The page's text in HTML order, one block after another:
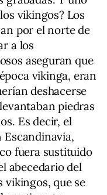
vikingos? Los
por el norte de
a los
aseguran que
vikinga, eran
deshacerse
piedras
Es decir, el
fuera sustituido
abecedario del
vikingos, que se